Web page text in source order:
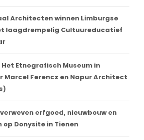
Architecten winnen Limburgse
laagdrempelig Cultuureducatief
Het Etnografisch Museum in
Marcel Ferencz en Napur Architect
verweven erfgoed, nieuwbouw en
Donysite in Tienen